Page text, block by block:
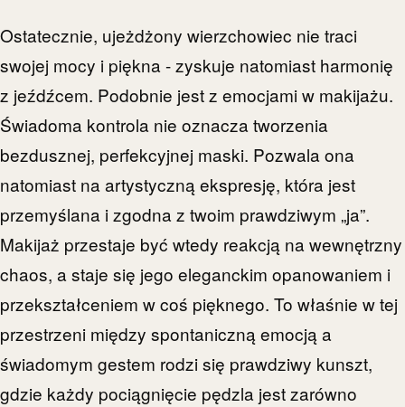
Ostatecznie, ujeżdżony wierzchowiec nie traci
swojej mocy i piękna - zyskuje natomiast harmonię
z jeźdźcem. Podobnie jest z emocjami w makijażu.
Świadoma kontrola nie oznacza tworzenia
bezdusznej, perfekcyjnej maski. Pozwala ona
natomiast na artystyczną ekspresję, która jest
przemyślana i zgodna z twoim prawdziwym „ja”.
Makijaż przestaje być wtedy reakcją na wewnętrzny
chaos, a staje się jego eleganckim opanowaniem i
przekształceniem w coś pięknego. To właśnie w tej
przestrzeni między spontaniczną emocją a
świadomym gestem rodzi się prawdziwy kunszt,
gdzie każdy pociągnięcie pędzla jest zarówno